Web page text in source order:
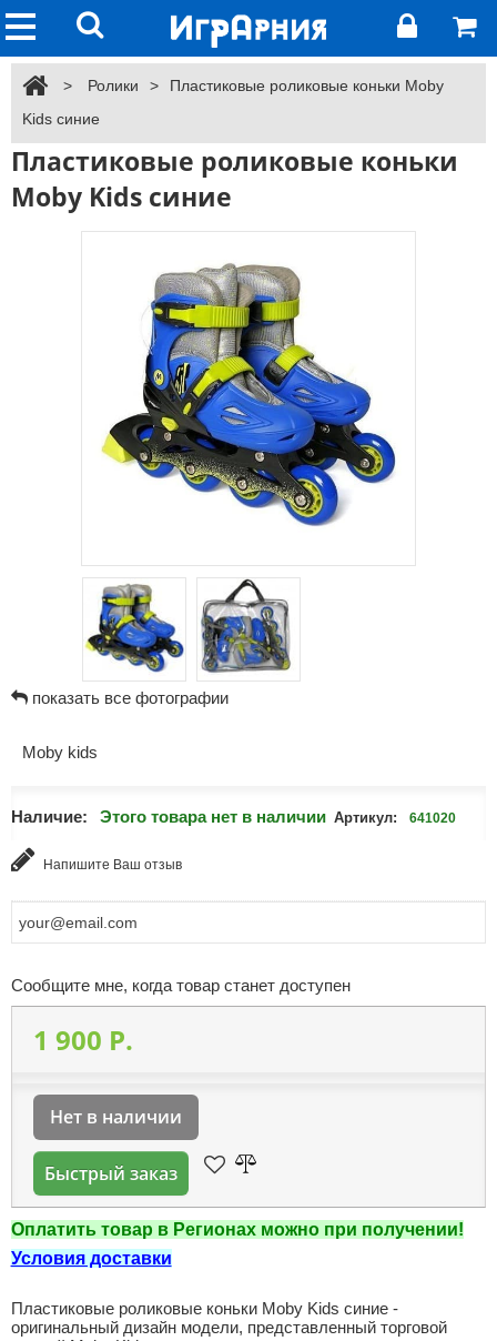
> Ролики >
Пластиковые роликовые коньки Moby
Kids синие
Пластиковые роликовые коньки
Moby Kids синие
показать все фотографии
Moby kids
Наличие: Этого товара нет в наличии Артикул: 641020
Напишите Ваш отзыв
Сообщите мне, когда товар станет доступен
1 900 P.
Нет в наличии
Быстрый заказ
Оплатить товар в Регионах можно при получении!
Условия доставки
Пластиковые роликовые коньки Moby Kids синие -
оригинальный дизайн модели, представленный торговой